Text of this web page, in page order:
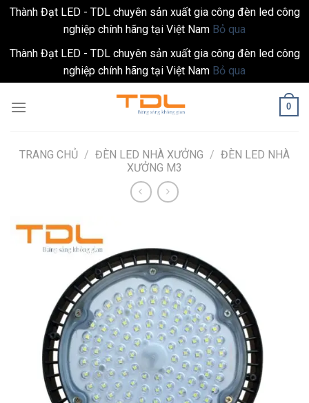
Thành Đạt LED - TDL chuyên sản xuất gia công đèn led công
nghiệp chính hãng tại Việt Nam Bỏ qua
Thành Đạt LED - TDL chuyên sản xuất gia công đèn led công
nghiệp chính hãng tại Việt Nam Bỏ qua
0
TRANG CHỦ / ĐÈN LED NHÀ XƯỞNG / ĐÈN LED NHÀ
XƯỞNG M3